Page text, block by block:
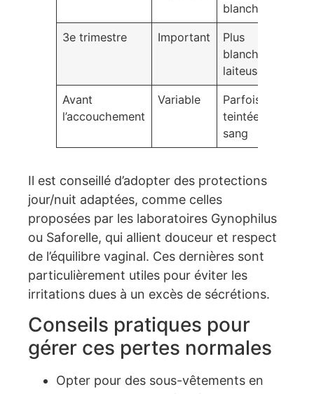
blanche
3e trimestre Important
Plus
blanche,
laiteuse
Avant
l’accouchement
Variable
Parfois
teintée de
sang
Il est conseillé d’adopter des protections
jour/nuit adaptées, comme celles
proposées par les laboratoires Gynophilus
ou Saforelle, qui allient douceur et respect
de l’équilibre vaginal. Ces dernières sont
particulièrement utiles pour éviter les
irritations dues à un excès de sécrétions.
Conseils pratiques pour
gérer ces pertes normales
Opter pour des sous-vêtements en